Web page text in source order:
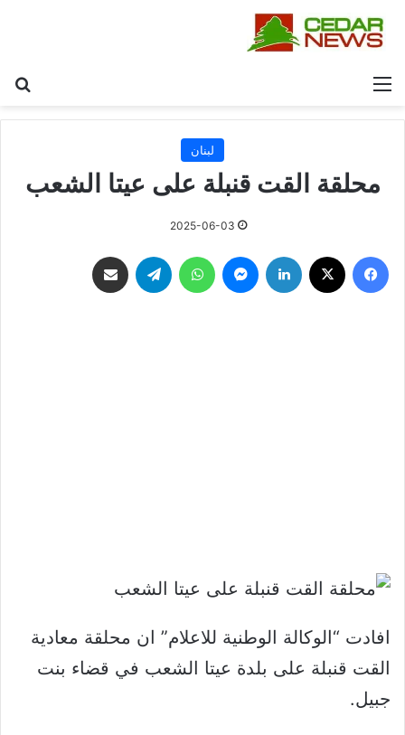
القائمة
لبنان
محلقة القت قنبلة على عيتا الشعب
2025-06-03
فيسبوك لينكدإن ماسنجر واتساب تيلقرام
افادت “الوكالة الوطنية للاعلام” ان محلقة معادية
القت قنبلة على بلدة عيتا الشعب في قضاء بنت
جبيل.